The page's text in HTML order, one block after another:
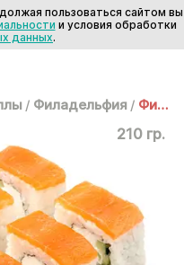
/ Филадельфия / Филадельфия
210 гр.
пользоваться сайтом вы
и условия обработки
данных.